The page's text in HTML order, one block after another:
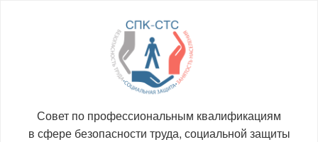
Совет по профессиональным квалификациям
в сфере безопасности труда, социальной защиты